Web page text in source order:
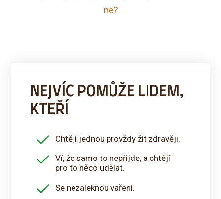
ne?
NEJVÍC POMŮŽE LIDEM,
KTEŘÍ
Chtějí jednou provždy žít zdravěji.
Ví, že samo to nepřijde, a chtějí
pro to něco udělat.
Se nezaleknou vaření.